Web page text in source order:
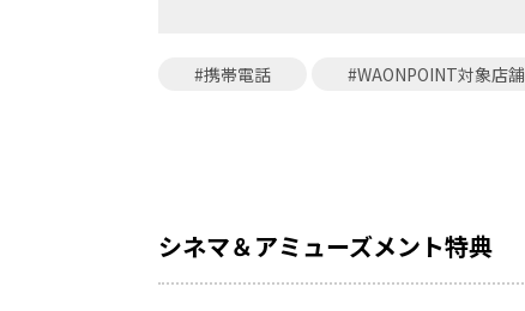
#携帯電話 #WAONPOINT対象店舗
シネマ＆アミューズメント特典